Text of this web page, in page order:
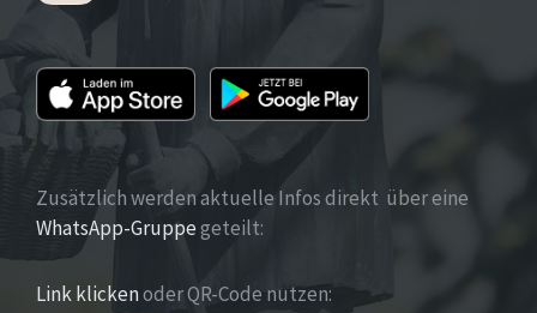
Zusätzlich werden aktuelle Infos direkt über eine
WhatsApp-Gruppegeteilt:
Link klickenoder QR-Code nutzen: